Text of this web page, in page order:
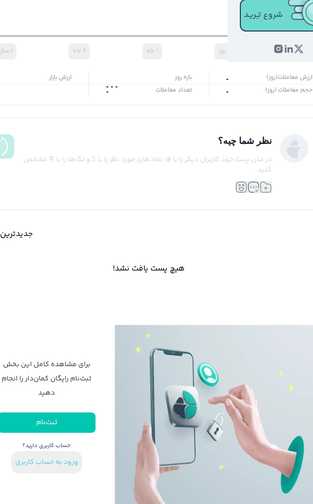
شروع تـِـریـد
۱روز ۱ ماه ۶ ماه ۱ سال
ارزش معاملات(روز) - بازه روز
-
-
-
ارزش بازار
حجم معاملات (روز)
- تعداد معاملات -
نظر شما چیه؟
در متن پست خود کاربران دیگر را با @، نمادهای مورد نظر را با $ و تگ‌ها را با # مشخص
کنید.
هیچ پست یافت نشد!
برای مشاهده کامل این بخش
ثبت‌نام رایگان کمان‌دار را انجام
دهید
ثبت‌نام
حساب کاربری دارید؟
ورود به حساب کاربری